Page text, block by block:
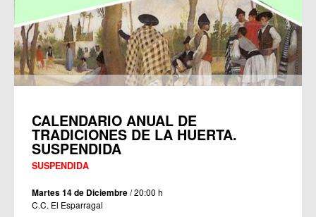
CALENDARIO ANUAL DE
TRADICIONES DE LA HUERTA.
SUSPENDIDA
SUSPENDIDA
Martes 14 de Diciembre/ 20:00 h
C.C. El Esparragal